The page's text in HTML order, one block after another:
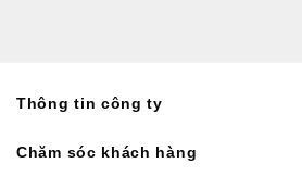
Thông tin công ty
Chăm sóc khách hàng